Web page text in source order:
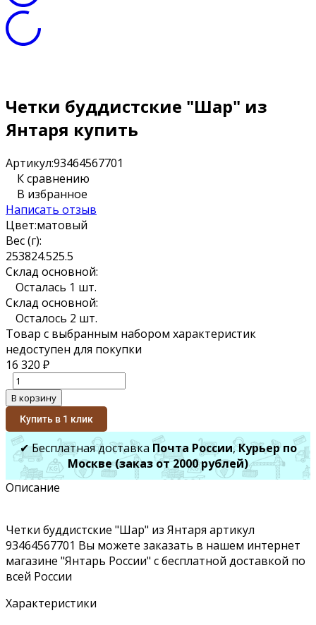
Четки буддистские "Шар" из
Янтаря купить
Артикул:93464567701
К сравнению
В избранное
Написать отзыв
Цвет:матовый
Вес (г):
253824.525.5
Склад основной:
Осталась 1 шт.
Склад основной:
Осталось 2 шт.
Товар с выбранным набором характеристик
недоступен для покупки
16 320 ₽
В корзину
Купить в 1 клик
✔ Бесплатная доставка Почта России,Курьер по
Москве (заказ от 2000 рублей)
Описание
Четки буддистские "Шар" из Янтаря артикул
93464567701 Вы можете заказать в нашем интернет
магазине "Янтарь России" с бесплатной доставкой по
всей России
Характеристики